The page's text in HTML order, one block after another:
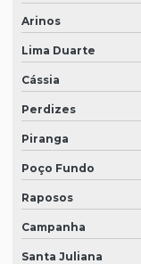
Arinos
Lima Duarte
Cássia
Perdizes
Piranga
Poço Fundo
Raposos
Campanha
Santa Juliana